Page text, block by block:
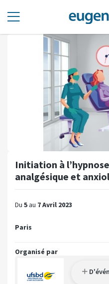
Initiation à
analgésique et
Du 5au 7 Avril 2023
Paris
Organisé par